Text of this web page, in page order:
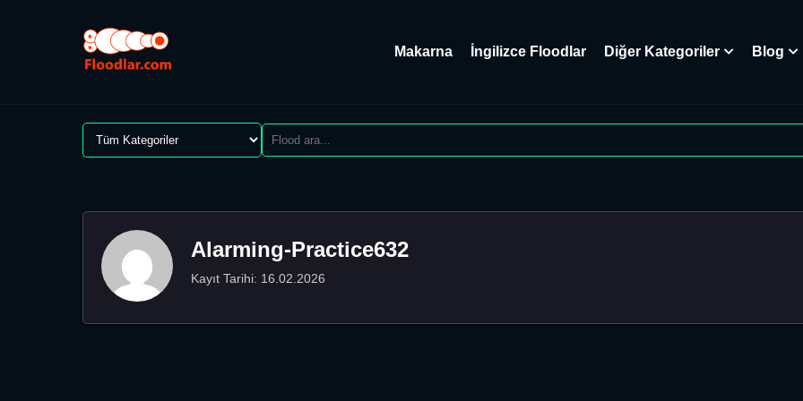
Makarna İngilizce Floodlar Diğer Kategoriler Blog
Alarming-Practice632
Kayıt Tarihi: 16.02.2026